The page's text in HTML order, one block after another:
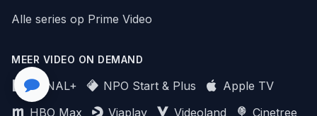
Alle series op Prime Video
MEER VIDEO ON DEMAND
CANAL+ NPO Start & Plus
Apple TV
HBO Max
Viaplay Videoland Cinetree